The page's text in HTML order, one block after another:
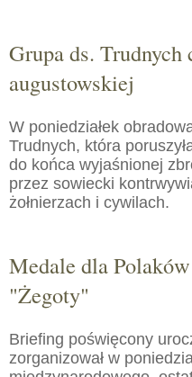
Grupa ds. Trudnych
augustowskiej
W poniedziałek
Trudnych, która
do końca wyjaśnionej
przez sowiecki
żołnierzach i cywilach.
Medale dla
"Żegoty"
Briefing poświęcony
zorganizował w